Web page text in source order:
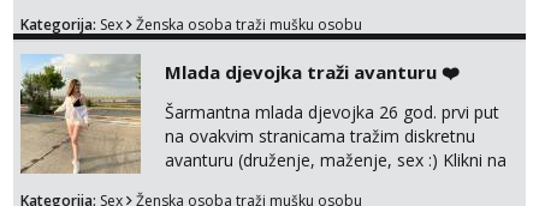
bilo kad i bilo gdje zato se javi što prije da
tamo, cekam te!
Kategorija: Sex Ženska osoba traži mušku osobu
Mlada djevojka traži avanturu ❤️
Šarmantna mlada djevojka 26 god. prvi put
na ovakvim stranicama tražim diskretnu
avanturu (druženje, maženje, sex :) Klikni na
Kategorija: Sex Ženska osoba traži mušku osobu